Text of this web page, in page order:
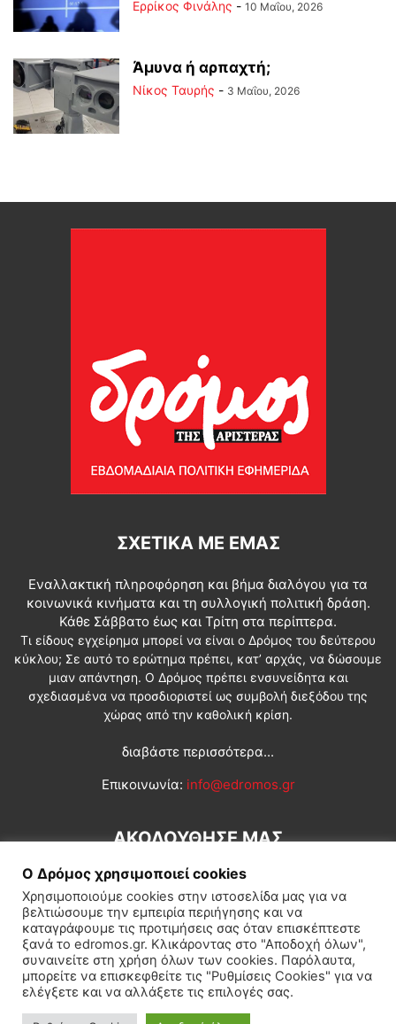
Ερρίκος Φινάλης - 10 Μαΐου, 2026
Άμυνα ή αρπαχτή;
Νίκος Ταυρής - 3 Μαΐου, 2026
ΣΧΕΤΙΚΆ ΜΕ ΕΜΆΣ
Εναλλακτική πληροφόρηση και βήμα διαλόγου για τα
κοινωνικά κινήματα και τη συλλογική πολιτική δράση.
Κάθε Σάββατο έως και Τρίτη στα περίπτερα.
Τι είδους εγχείρημα μπορεί να είναι ο Δρόμος του δεύτερου
κύκλου; Σε αυτό το ερώτημα πρέπει, κατ’ αρχάς, να δώσουμε
μιαν απάντηση. Ο Δρόμος πρέπει ενσυνείδητα και
σχεδιασμένα να προσδιοριστεί ως συμβολή διεξόδου της
χώρας από την καθολική κρίση.
διαβάστε περισσότερα...
Επικοινωνία: info@edromos.gr
ΑΚΟΛΟΥΘΗΣΕ ΜΑΣ
Εγγραφή συνδρομητή Πολιτική Διεθνή Κοινωνία
Πολιτισμός Αφιερώματα
Ο Δρόμος χρησιμοποιεί cookies
Χρησιμοποιούμε cookies στην ιστοσελίδα μας για να
βελτιώσουμε την εμπειρία περιήγησης και να
καταγράφουμε τις προτιμήσεις σας όταν επισκέπτεστε
ξανά το edromos.gr. Κλικάροντας στο "Αποδοχή όλων",
συναινείτε στη χρήση όλων των cookies. Παρόλαυτα,
μπορείτε να επισκεφθείτε τις "Ρυθμίσεις Cookies" για να
ελέγξετε και να αλλάξετε τις επιλογές σας.